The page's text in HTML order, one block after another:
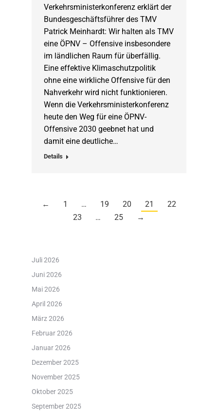
Verkehrsministerkonferenz erklärt der
Bundesgeschäftsführer des TMV
Patrick Meinhardt: Wir halten als TMV
eine ÖPNV – Offensive insbesondere
im ländlichen Raum für überfällig.
Eine effektive Klimaschutzpolitik
ohne eine wirkliche Offensive für den
Nahverkehr wird nicht funktionieren.
Wenn die Verkehrsministerkonferenz
heute den Weg für eine ÖPNV-
Offensive 2030 geebnet hat und
damit eine deutliche…
Details
← 1 … 19 20 21
22
23
… 25 →
Juli 2026
Juni 2026
Mai 2026
April 2026
März 2026
Februar 2026
Januar 2026
Dezember 2025
November 2025
Oktober 2025
September 2025